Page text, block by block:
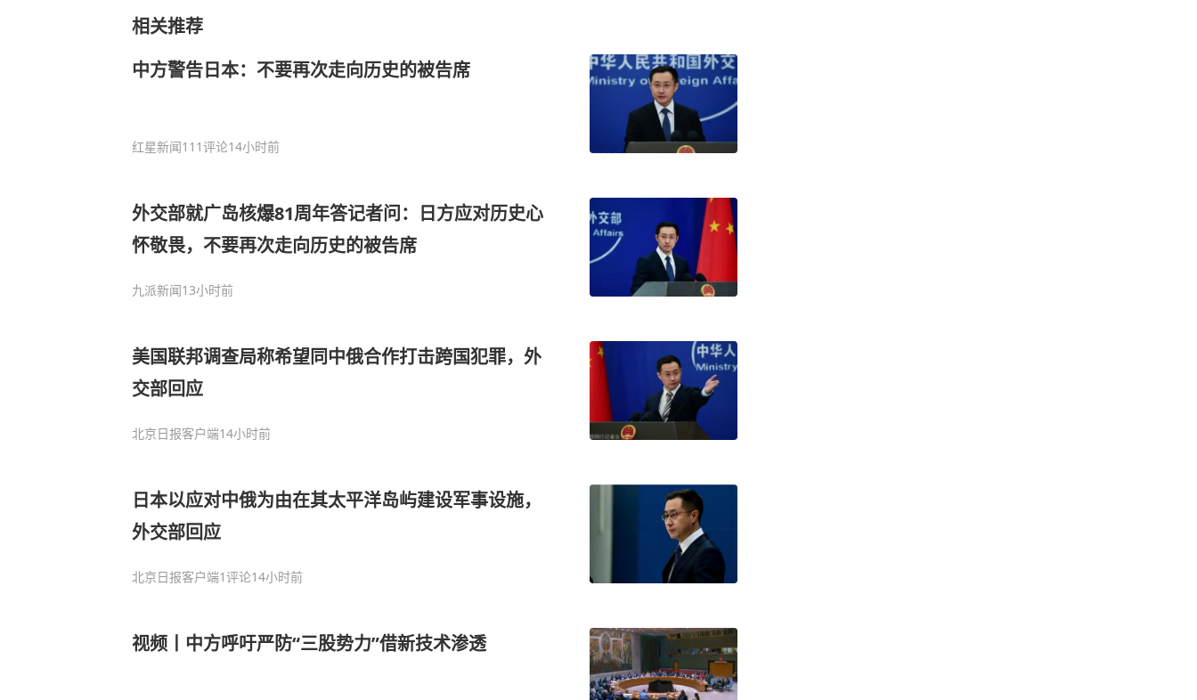
相关推荐
中方警告日本：不要再次走向历史的被告席
红星新闻111评论14小时前
外交部就广岛核爆81周年答记者问：日方应对历史心
怀敬畏，不要再次走向历史的被告席
九派新闻13小时前
美国联邦调查局称希望同中俄合作打击跨国犯罪，外
交部回应
北京日报客户端14小时前
日本以应对中俄为由在其太平洋岛屿建设军事设施，
外交部回应
北京日报客户端1评论14小时前
视频丨中方呼吁严防“三股势力”借新技术渗透